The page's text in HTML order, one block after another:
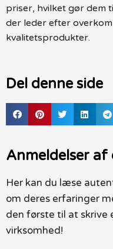
priser, hvilket gør dem
der leder efter
kvalitetsprodukter.
Del denne side
Anmeldelser af
Her kan du læse
om deres erfaringer
den første til at skrive
virksomhed!